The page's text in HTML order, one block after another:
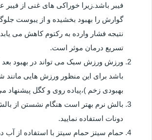
فیبر باشد.زیرا خوراکی های غنی از فیبر
گوارش را بهبود بخشیده و از یبوست
نتیجه فشار وارده به رکتوم کاهش می یابد
تسریع درمان موثر است.
ورزش ورزش سبک می تواند در بهبود بعد
باشد برای این منظور ورزش هایی مانند
بهبودی زخم )،پیاده روی و کگل پیشنهاد
بالش نرم بهتر است هنگام نشستن از
دونات استفاده نمایید.
حمام سیتز حمام سیتز با استفاده از آب